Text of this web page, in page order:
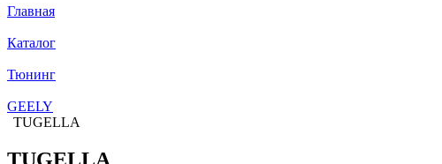
Главная
Каталог
Тюнинг
GEELY
TUGELLA